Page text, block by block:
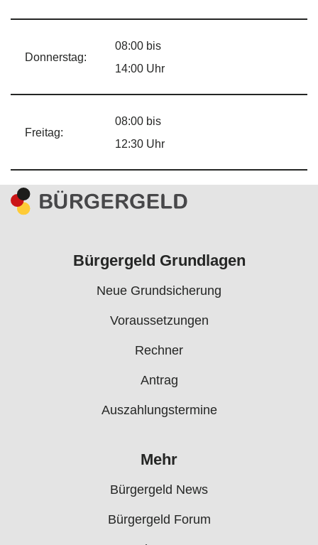
Donnerstag:
08:00 bis
14:00 Uhr
Freitag:
08:00 bis
12:30 Uhr
Bürgergeld Grundlagen
Neue Grundsicherung
Voraussetzungen
Rechner
Antrag
Auszahlungstermine
Mehr
Bürgergeld News
Bürgergeld Forum